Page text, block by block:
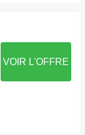
VOIR L'OFFRE